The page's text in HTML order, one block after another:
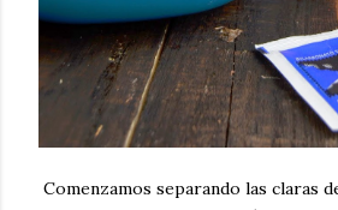
Comenzamos separando las claras